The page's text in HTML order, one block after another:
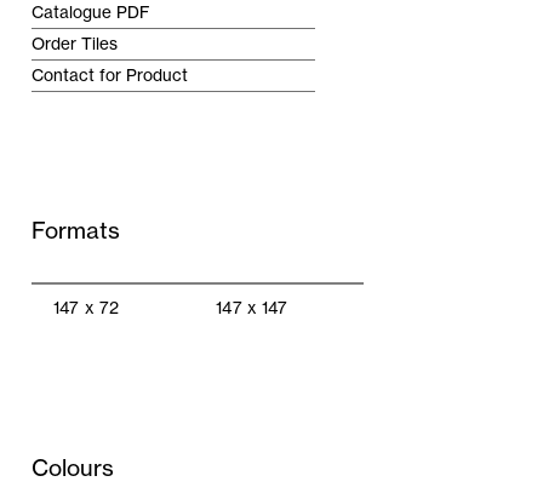
Catalogue PDF
Order Tiles
Contact for Product
Formats
147 x 72 147 x 147
Colours